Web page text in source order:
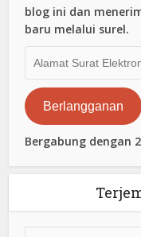
blog ini dan
baru melalui surel.
Surat
Elektronik
Berlangganan
Bergabung dengan